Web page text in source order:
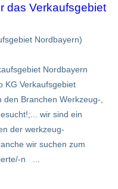
das Verkaufsgebiet
Nordbayern)
Nordbayern
KG Verkaufsgebiet
Branchen Werkzeug-,
wir sind ein
der werkzeug-
wir suchen zum
n ...